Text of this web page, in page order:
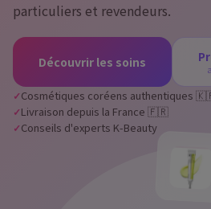
particuliers et revendeurs.
Découvrir les soins
Cosmétiques coréens authentiques
Livraison depuis la France 🇫🇷
Conseils d'experts K-Beauty
Cancel